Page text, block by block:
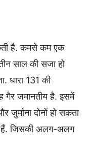
है. कमसे कम एक
साल की सजा हो
धारा 131 की
गैर जमानतीय है. इसमें
दोनों हो सकता
हैं. जिसकी अलग-अलग